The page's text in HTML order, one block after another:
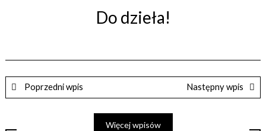
Do dzieła!
Poprzedni wpis Następny wpis
Więcej wpisów